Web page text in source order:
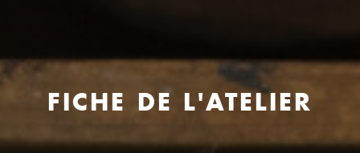
FICHE DE L'ATELIER